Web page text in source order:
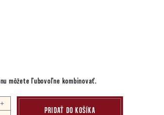
môžete ľubovoľne kombinovať.
PRIDAŤ DO KOŠÍKA